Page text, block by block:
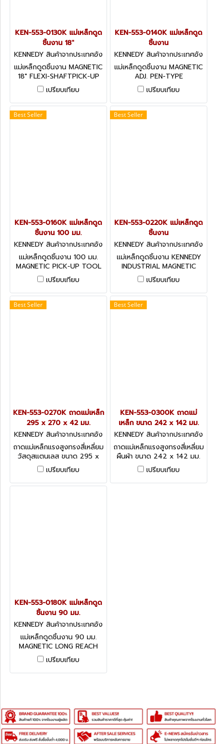
KEN-553-0130K แม่เหล็กดูด
ชิ้นงาน 18"
KENNEDY สินค้าจากประเทศอัง
กฤษ KEN-553-0130K
แม่เหล็กดูดชิ้นงาน MAGNETIC
18" FLEXI-SHAFTPICK-UP
TOOL
เปรียบเทียบ
KEN-553-0140K แม่เหล็กดูด
ชิ้นงาน
KENNEDY สินค้าจากประเทศอัง
กฤษ KEN-553-0140K
แม่เหล็กดูดชิ้นงาน MAGNETIC
ADJ. PEN-TYPE
TELESCOPIC PICK-UP
TOOL
เปรียบเทียบ
Best Seller
KEN-553-0160K แม่เหล็กดูด
ชิ้นงาน 100 มม.
KENNEDY สินค้าจากประเทศอัง
กฤษ KEN-553-0160K
แม่เหล็กดูดชิ้นงาน 100 มม.
MAGNETIC PICK-UP TOOL
เปรียบเทียบ
Best Seller
KEN-553-0220K แม่เหล็กดูด
ชิ้นงาน
KENNEDY สินค้าจากประเทศอัง
กฤษ KEN-553-0220K
แม่เหล็กดูดชิ้นงาน KENNEDY
INDUSTRIAL MAGNETIC
SWEEPER 35cm
เปรียบเทียบ
Best Seller
KEN-553-0270K ถาดแม่เหล็ก
295 x 270 x 42 มม.
KENNEDY สินค้าจากประเทศอัง
กฤษ KEN-553-0270K
ถาดแม่เหล็กแรงสูงทรงสี่เหลี่ยม
วัสดุสแตนเลส ขนาด 295 x
270 x 42 มม. MAGNETIC
TRAY
เปรียบเทียบ
Best Seller
KEN-553-0300K ถาดแม่
เหล็ก ขนาด 242 x 142 มม.
KENNEDY สินค้าจากประเทศอัง
กฤษ KEN-553-0300K
ถาดแม่เหล็กแรงสูงทรงสี่เหลี่ยม
ผืนผ้า ขนาด 242 x 142 มม.
สำหรับใส่วัสดุ-เครื่องมือช่าง
RECTANGULAR MAGNETIC
TRAY
เปรียบเทียบ
KEN-553-0180K แม่เหล็กดูด
ชิ้นงาน 90 มม.
KENNEDY สินค้าจากประเทศอัง
กฤษ KEN-553-0180K
แม่เหล็กดูดชิ้นงาน 90 มม.
MAGNETIC LONG REACH
PICK-UP TOOL
เปรียบเทียบ